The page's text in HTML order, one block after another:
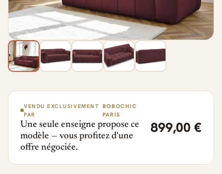
VENDU EXCLUSIVEMENT
PAR
BOBOCHIC
PARIS
Une seule enseigne propose ce
modèle — vous profitez d'une
offre négociée.
899,00 €